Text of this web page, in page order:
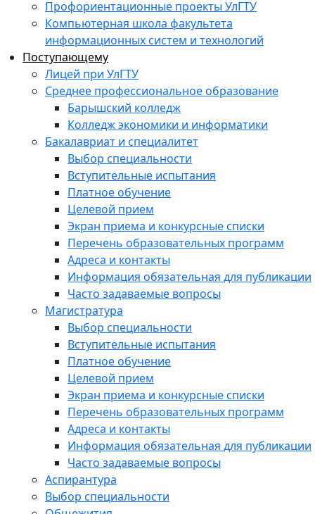
Профориентационные проекты УлГТУ
Компьютерная школа факультета
информационных систем и технологий
Поступающему
Лицей при УлГТУ
Среднее профессиональное образование
Барышский колледж
Колледж экономики и информатики
Бакалавриат и специалитет
Выбор специальности
Вступительные испытания
Платное обучение
Целевой прием
Экран приема и конкурсные списки
Перечень образовательных программ
Адреса и контакты
Информация обязательная для публикации
Часто задаваемые вопросы
Магистратура
Выбор специальности
Вступительные испытания
Платное обучение
Целевой прием
Экран приема и конкурсные списки
Перечень образовательных программ
Адреса и контакты
Информация обязательная для публикации
Часто задаваемые вопросы
Аспирантура
Выбор специальности